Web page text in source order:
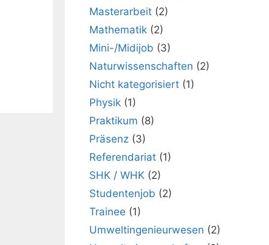
Masterarbeit (2)
Mathematik (2)
Mini-/Midijob (3)
Naturwissenschaften (2)
Nicht kategorisiert (1)
Physik (1)
Praktikum (8)
Präsenz (3)
Referendariat (1)
SHK / WHK (2)
Studentenjob (2)
Trainee (1)
Umweltingenieurwesen (2)